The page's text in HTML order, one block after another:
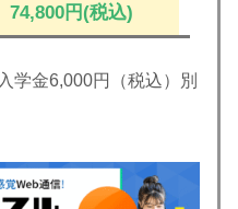
円(税込)
学金6,000円（税込）別